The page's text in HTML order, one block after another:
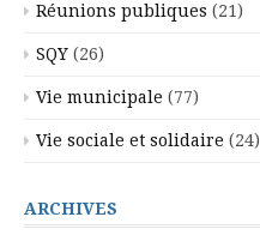
Réunions publiques (21)
SQY (26)
Vie municipale (77)
Vie sociale et solidaire (24)
ARCHIVES